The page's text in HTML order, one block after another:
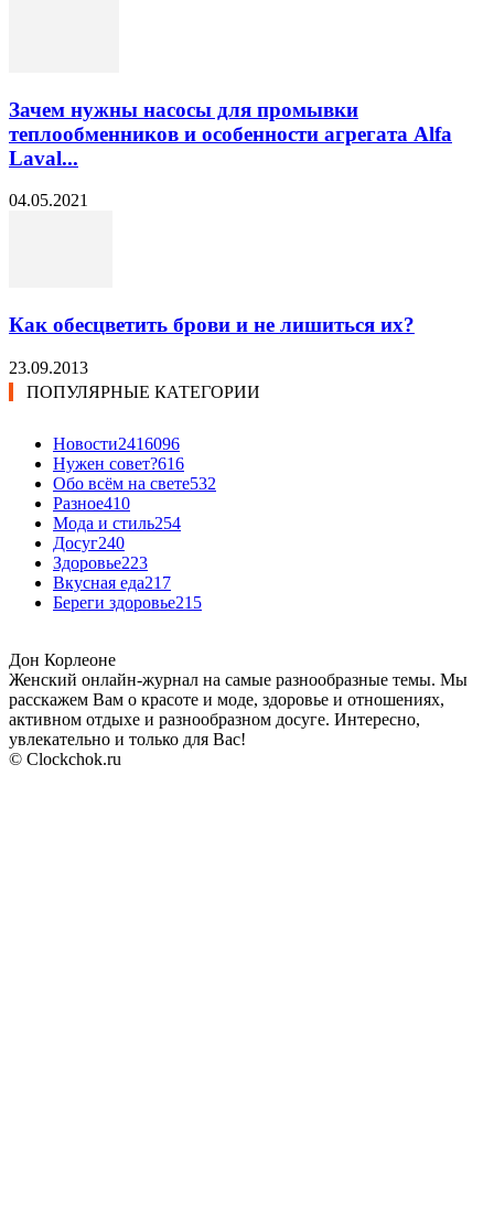
Зачем нужны насосы для промывки
теплообменников и особенности агрегата Alfa
Laval...
04.05.2021
Как обесцветить брови и не лишиться их?
23.09.2013
ПОПУЛЯРНЫЕ КАТЕГОРИИ
Новости2416096
Нужен совет?616
Обо всём на свете532
Разное410
Мода и стиль254
Досуг240
Здоровье223
Вкусная еда217
Береги здоровье215
Дон Корлеоне
Женский онлайн-журнал на самые разнообразные темы. Мы
расскажем Вам о красоте и моде, здоровье и отношениях,
активном отдыхе и разнообразном досуге. Интересно,
увлекательно и только для Вас!
© Clockchok.ru